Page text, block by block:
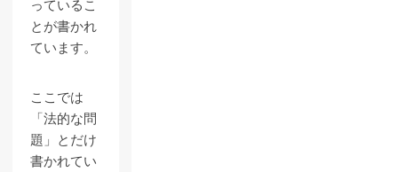
っているこ
とが書かれ
ています。
ここでは
「法的な問
題」とだけ
書かれてい